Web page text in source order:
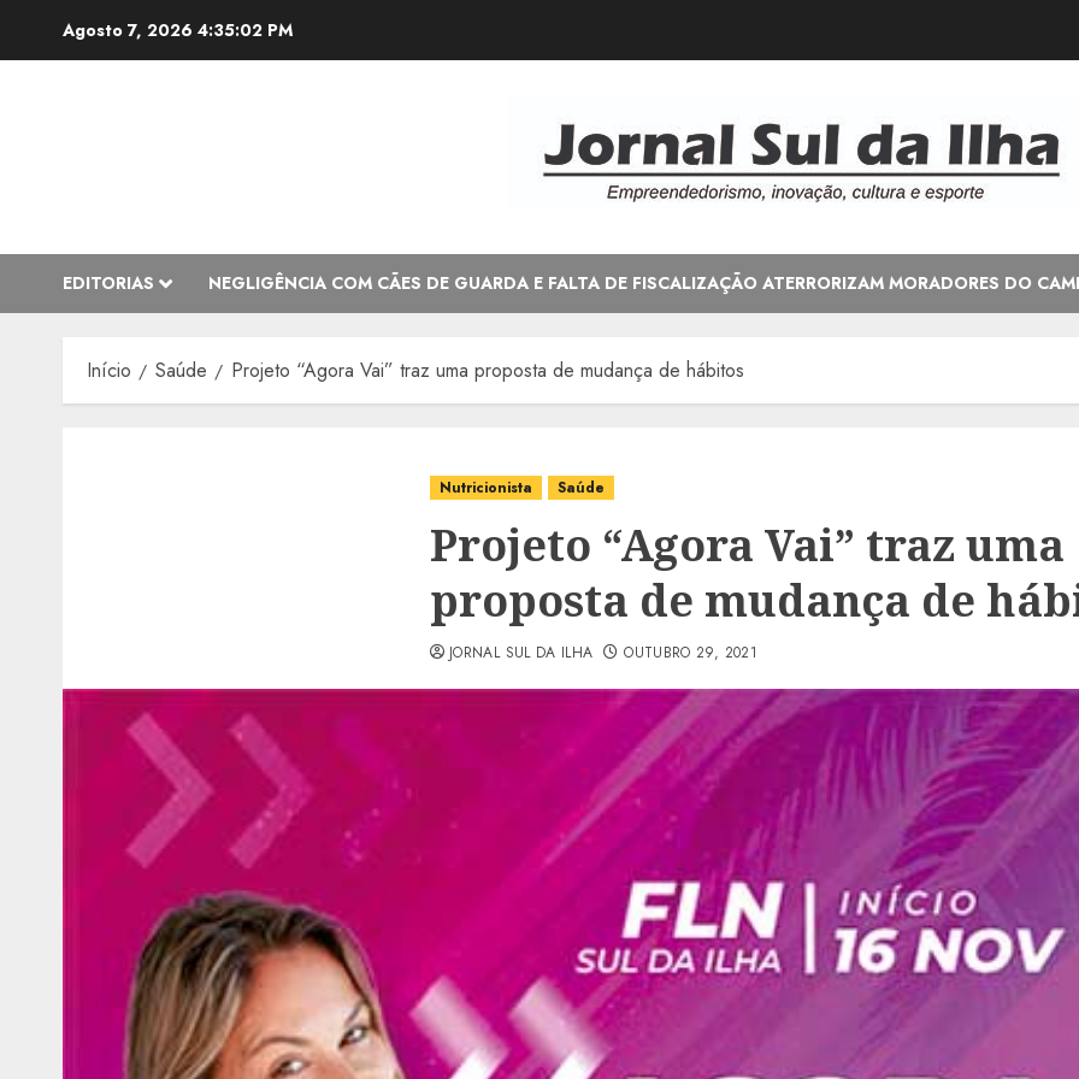
Agosto 7, 2026 4:35:04 PM
EDITORIAS NEGLIGÊNCIA COM CÃES DE GUARDA E FALTA DE FISCALIZAÇÃO ATERRORIZAM MORADORES DO
Início Saúde Projeto “Agora Vai” traz uma proposta de mudança de hábitos
Nutricionista Saúde
Projeto “Agora Vai” traz uma
proposta de mudança de
JORNAL SUL DA ILHA OUTUBRO 29, 2021